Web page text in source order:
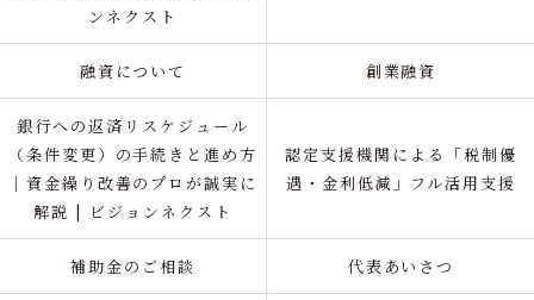
ンネクスト
融資について 創業融資
銀行への返済リスケジュール
（条件変更）の手続きと進め方
｜資金繰り改善のプロが誠実に
解説 | ビジョンネクスト
認定支援機関による「税制優
遇・金利低減」フル活用支援
補助金のご相談 代表あいさつ